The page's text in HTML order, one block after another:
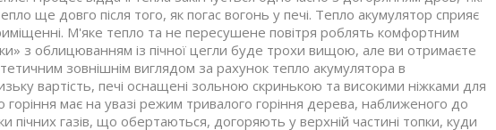
ще довго після того, як погас вогонь у печі. Тепло акумулятор сприяє
М'яке тепло та не пересушене повітря роблять комфортним
з облицюванням із пічної цегли буде трохи вищою, але ви отримаєте
зовнішнім виглядом за рахунок тепло акумулятора в
вартість, печі оснащені зольною скринькою та високими ніжками для
горіння має на увазі режим тривалого горіння дерева, наближеного до
пічних газів, що обертаються, догоряють у верхній частині топки, куди